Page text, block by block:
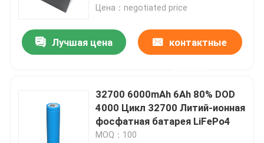
Цена：negotiated price
Лучшая цена контактные
32700 6000mAh 6Ah 80% DOD
4000 Цикл 32700 Литий-ионная
фосфатная батарея LiFePo4
MOQ：100